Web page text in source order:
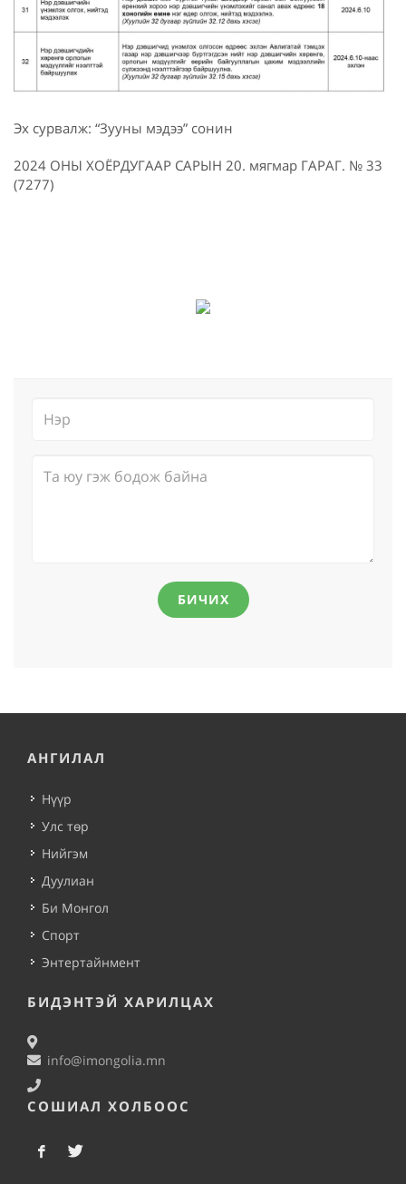
Эх сурвалж: “Зууны мэдээ” сонин
2024 ОНЫ ХОЁРДУГААР САРЫН 20. мягмар ГАРАГ. № 33
(7277)
БИЧИХ
АНГИЛАЛ
Нүүр
Улс төр
Нийгэм
Дуулиан
Би Монгол
Спорт
Энтертайнмент
БИДЭНТЭЙ ХАРИЛЦАХ
info@imongolia.mn
СОШИАЛ ХОЛБООС